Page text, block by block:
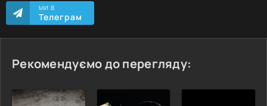
МИ В
Телеграм
Рекомендуємо до перегляду: